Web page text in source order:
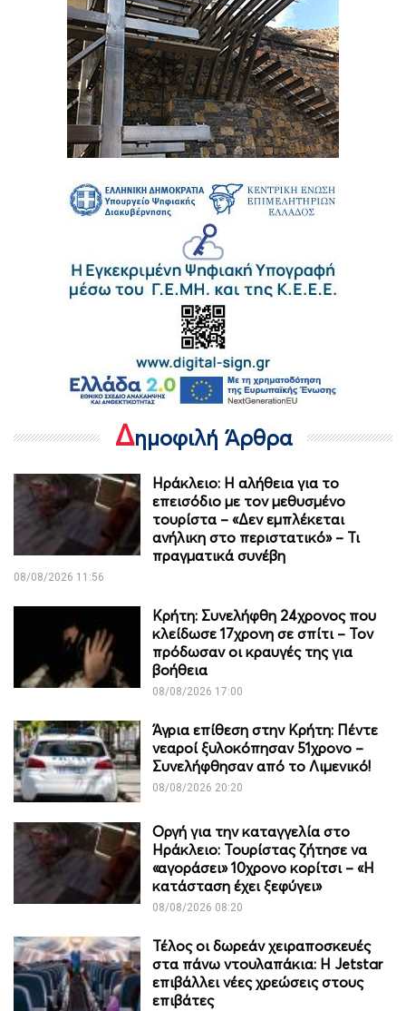
Δημοφιλή Άρθρα
Ηράκλειο: Η αλήθεια για το
επεισόδιο με τον μεθυσμένο
τουρίστα – «Δεν εμπλέκεται
ανήλικη στο περιστατικό» – Τι
πραγματικά συνέβη
08/08/2026 11:56
Κρήτη: Συνελήφθη 24χρονος που
κλείδωσε 17χρονη σε σπίτι – Τον
πρόδωσαν οι κραυγές της για
βοήθεια
08/08/2026 17:00
Άγρια επίθεση στην Κρήτη: Πέντε
νεαροί ξυλοκόπησαν 51χρονο –
Συνελήφθησαν από το Λιμενικό!
08/08/2026 20:20
Οργή για την καταγγελία στο
Ηράκλειο: Τουρίστας ζήτησε να
«αγοράσει» 10χρονο κορίτσι – «Η
κατάσταση έχει ξεφύγει»
08/08/2026 08:20
Τέλος οι δωρεάν χειραποσκευές
στα πάνω ντουλαπάκια: Η Jetstar
επιβάλλει νέες χρεώσεις στους
επιβάτες